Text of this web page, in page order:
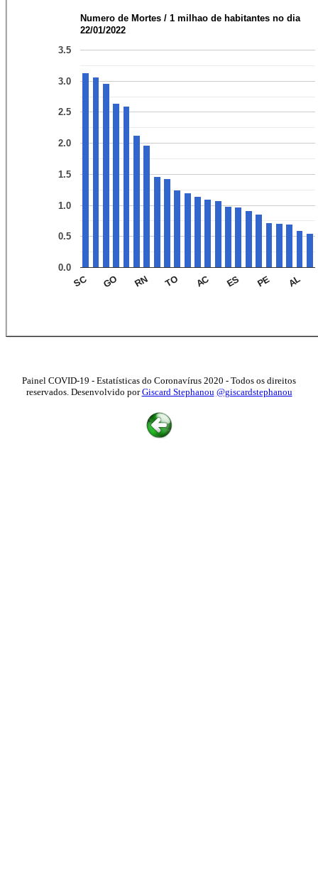
Numero de Mortes / 1 milhao de habitantes no dia
22/01/2022
SC GO RN TO AC ES PE AL
0.0
0.5
1.0
1.5
2.0
2.5
3.0
3.5
Painel COVID-19 - Estatísticas do Coronavírus 2020 - Todos os direitos
reservados. Desenvolvido porGiscard Stephanou @giscardstephanou